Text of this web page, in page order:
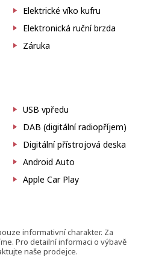
Elektrické víko kufru
Elektronická ruční brzda
Záruka
USB vpředu
DAB (digitální radiopříjem)
Digitální přístrojová deska
Android Auto
Apple Car Play
informativní charakter. Za
Pro detailní informaci o výbavě
naše prodejce.